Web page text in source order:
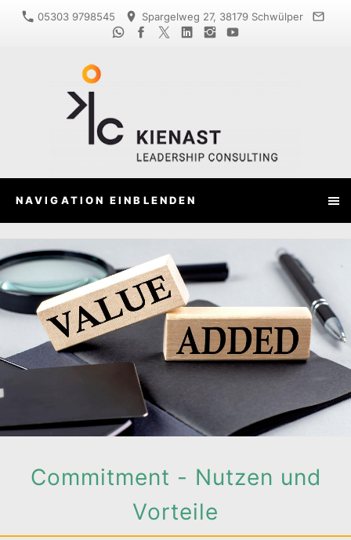
05303 9798545 Spargelweg 27, 38179 Schwülper
NAVIGATION EINBLENDEN
Commitment - Nutzen und
Vorteile